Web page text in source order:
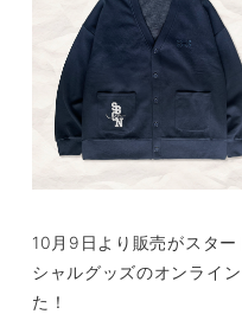
10月9日より販売がスタ
シャルグッズのオンライ
た！